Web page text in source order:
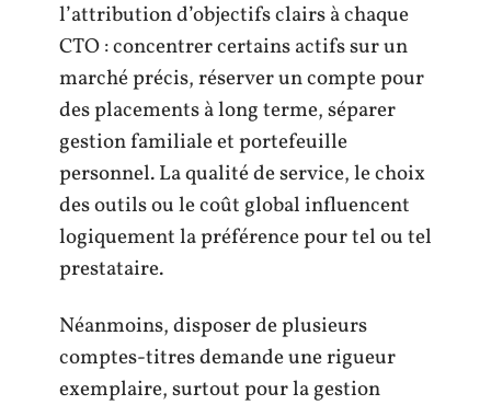
l’attribution d’objectifs clairs à chaque
CTO : concentrer certains actifs sur un
marché précis, réserver un compte pour
des placements à long terme, séparer
gestion familiale et portefeuille
personnel. La qualité de service, le choix
des outils ou le coût global influencent
logiquement la préférence pour tel ou tel
prestataire.
Néanmoins, disposer de plusieurs
comptes-titres demande une rigueur
exemplaire, surtout pour la gestion